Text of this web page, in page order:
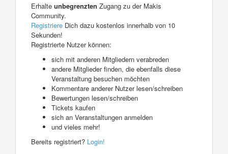
Erhalte unbegrenzten Zugang zu der Makis
Community.
Registriere Dich dazu kostenlos innerhalb von 10
Sekunden!
Registrierte Nutzer können:
sich mit anderen Mitgliedern verabreden
andere Mitglieder finden, die ebenfalls diese
Veranstaltung besuchen möchten
Kommentare anderer Nutzer lesen/schreiben
Bewertungen lesen/schreiben
Tickets kaufen
sich an Veranstaltungen anmelden
und vieles mehr!
Bereits registriert? Login!